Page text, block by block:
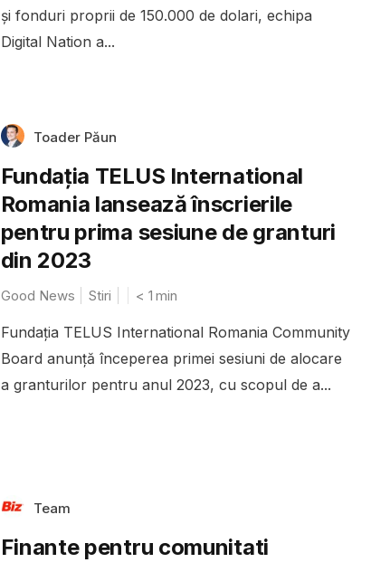
și fonduri proprii de 150.000 de dolari, echipa
Digital Nation a...
Toader Păun
Fundația TELUS International
Romania lansează înscrierile
pentru prima sesiune de granturi
din 2023
Good News Stiri < 1 min
Fundația TELUS International Romania Community
Board anunță începerea primei sesiuni de alocare
a granturilor pentru anul 2023, cu scopul de a...
Team
Finante pentru comunitati